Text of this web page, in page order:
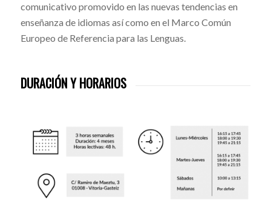
comunicativo promovido en las nuevas tendencias en
enseñanza de idiomas así como en el Marco Común
Europeo de Referencia para las Lenguas.
DURACIÓN Y HORARIOS